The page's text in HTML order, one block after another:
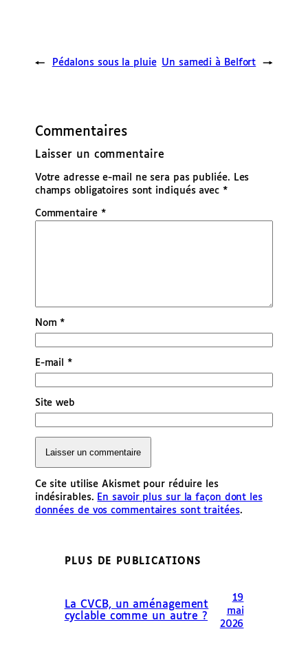
← Pédalons sous la pluie Un samedi à Belfort →
Commentaires
Laisser un commentaire
Votre adresse e-mail ne sera pas publiée.
Les
champs obligatoires sont indiqués avec *
Commentaire *
Nom*
E-mail*
Site web
Ce site utilise Akismet pour réduire les
indésirables. En savoir plus sur la façon dont les
données de vos commentaires sont traitées.
PLUS DE PUBLICATIONS
La CVCB, un aménagement
cyclable comme un autre ?
19
mai
2026